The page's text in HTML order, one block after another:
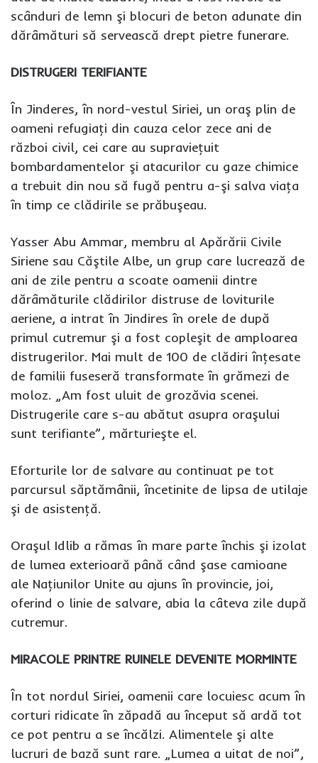
scânduri de lemn şi blocuri de beton adunate din
dărâmături să servească drept pietre funerare.
DISTRUGERI TERIFIANTE
În Jinderes, în nord-vestul Siriei, un oraş plin de
oameni refugiaţi din cauza celor zece ani de
război civil, cei care au supravieţuit
bombardamentelor şi atacurilor cu gaze chimice
a trebuit din nou să fugă pentru a-şi salva viaţa
în timp ce clădirile se prăbuşeau.
Yasser Abu Ammar, membru al Apărării Civile
Siriene sau Căştile Albe, un grup care lucrează de
ani de zile pentru a scoate oamenii dintre
dărâmăturile clădirilor distruse de loviturile
aeriene, a intrat în Jindires în orele de după
primul cutremur şi a fost copleşit de amploarea
distrugerilor. Mai mult de 100 de clădiri înţesate
de familii fuseseră transformate în grămezi de
moloz. „Am fost uluit de grozăvia scenei.
Distrugerile care s-au abătut asupra oraşului
sunt terifiante”, mărturieşte el.
Eforturile lor de salvare au continuat pe tot
parcursul săptămânii, încetinite de lipsa de utilaje
şi de asistenţă.
Oraşul Idlib a rămas în mare parte închis şi izolat
de lumea exterioară până când şase camioane
ale Naţiunilor Unite au ajuns în provincie, joi,
oferind o linie de salvare, abia la câteva zile după
cutremur.
MIRACOLE PRINTRE RUINELE DEVENITE MORMINTE
În tot nordul Siriei, oamenii care locuiesc acum în
corturi ridicate în zăpadă au început să ardă tot
ce pot pentru a se încălzi. Alimentele şi alte
lucruri de bază sunt rare. „Lumea a uitat de noi”,